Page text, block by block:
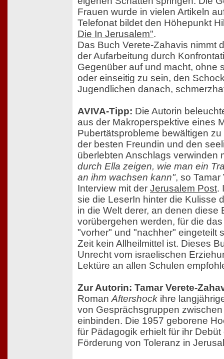
Frauen wurde in vielen Artikeln
Telefonat bildet den Höhepunkt
Die In Jerusalem".
Das Buch Verete-Zahavis nimmt
der Aufarbeitung durch
Gegenüber auf und macht, ohne
oder einseitig zu sein, den
Jugendlichen danach,
AVIVA-Tipp: Die Autorin
aus der Makroperspektive eines
Pubertätsprobleme bewältigen
der besten Freundin und den
überlebten Anschlags verwinden
durch Ella zeigen, wie man ein
an ihm wachsen kann", so Tamar
Interview mit der Jerusalem Post.
sie die LeserIn hinter die Kulisse
in die Welt derer, an denen diese
vorübergehen werden, für die
"vorher" und "nachher" eingeteilt
Zeit kein Allheilmittel ist. Dieses
Unrecht vom israelischen
Lektüre an allen Schulen
Zur Autorin: Tamar Verete-
RomanAftershock ihre
von Gesprächsgruppen
einbinden. Die 1957 geborene
für Pädagogik erhielt für ihr
Förderung von Toleranz in